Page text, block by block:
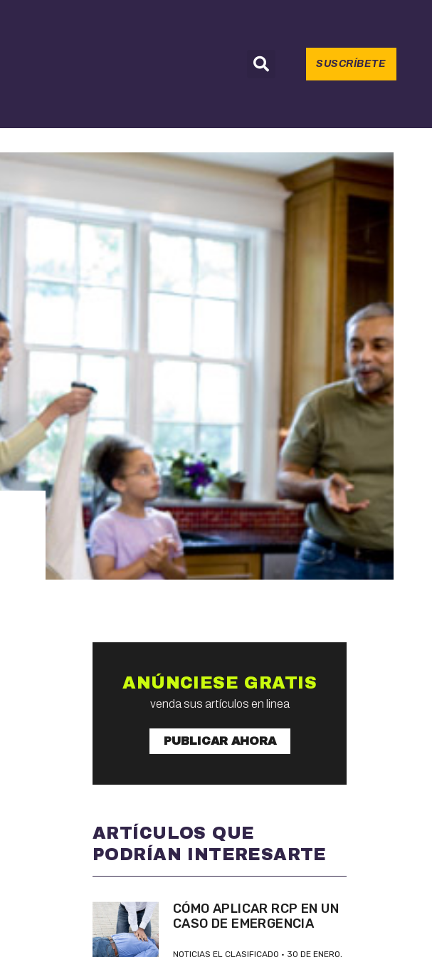
SUSCRÍBETE
ANÚNCIESE GRATIS
venda sus artículos en linea
PUBLICAR AHORA
ARTÍCULOS QUE
PODRÍAN INTERESARTE
CÓMO APLICAR RCP EN UN
CASO DE EMERGENCIA
NOTICIAS EL CLASIFICADO 30 DE ENERO,